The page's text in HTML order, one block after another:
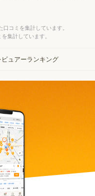
コミを集計しています。
集計しています。
ビュアーランキング